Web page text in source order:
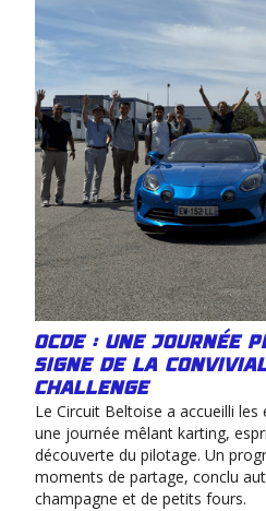
OCDE : une journée
signe de la
challenge
Le Circuit Beltoise a accueilli les
une journée mêlant karting,
découverte du pilotage. Un
moments de partage, conclu
champagne et de petits fours.